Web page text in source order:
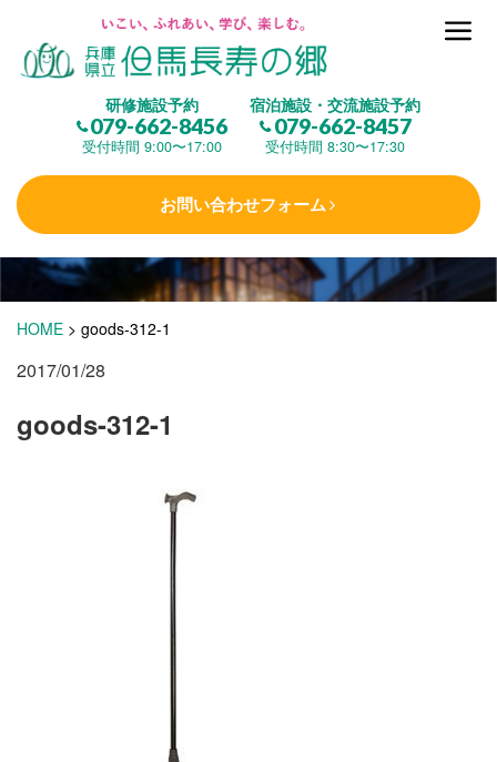
研修施設予約
079-662-8456
受付時間 9:00〜17:00
宿泊施設・交流施設予約
079-662-8457
受付時間 8:30〜17:30
お問い合わせフォーム
但馬長寿の郷とは
(研修施設)
楽しむ
学 ぶ(健康福祉)
(宿泊)
HOME > goods-312-1
2017/01/28
goods-312-1